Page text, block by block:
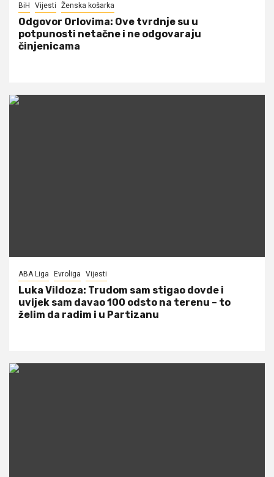
BiH Vijesti Ženska košarka
Odgovor Orlovima: ​Ove tvrdnje su u
potpunosti netačne i ne odgovaraju
činjenicama
ABA Liga Evroliga Vijesti
Luka Vildoza: Trudom sam stigao dovde i
uvijek sam davao 100 odsto na terenu – to
želim da radim i u Partizanu